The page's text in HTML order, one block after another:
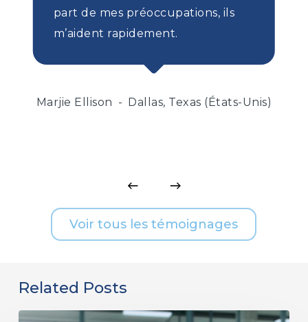
part de mes préoccupations, ils
m’aident rapidement.
Marjie Ellison Dallas, Texas (États-Unis)
Voir tous les témoignages
Related Posts